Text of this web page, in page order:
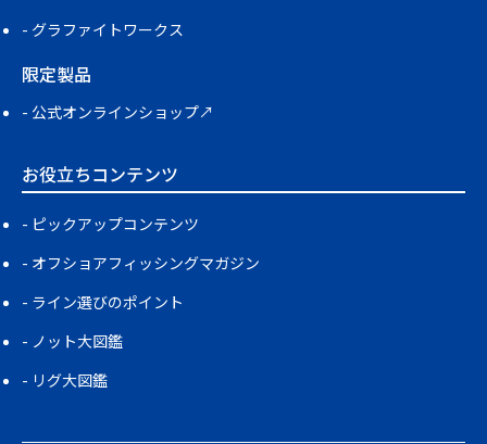
グラファイトワークス
限定製品
公式オンラインショップ↗
お役立ちコンテンツ
ピックアップコンテンツ
オフショアフィッシングマガジン
ライン選びのポイント
ノット大図鑑
リグ大図鑑